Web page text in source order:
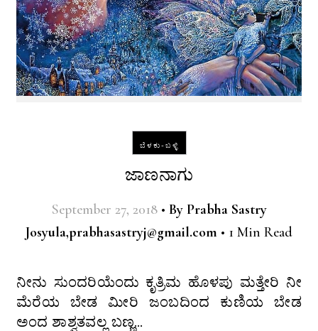
ಬೆಳಕು-ಬಳ್ಳಿ
ಜಾಣನಾಗು
September 27, 2018 • By Prabha Sastry
Josyula,prabhasastryj@gmail.com • 1 Min Read
ನೀನು ಸುಂದರಿಯೆಂದು ಕೃತ್ರಿಮ ಹೊಳಪು ಮತ್ತೇರಿ ನೀ
ಮೆರೆಯ ಬೇಡ ಮೀರಿ ಜಂಬದಿಂದ ಕುಣಿಯ ಬೇಡ
ಅಂದ ಶಾಶ್ವತವಲ್ಲ ಬಣ್ಣ…